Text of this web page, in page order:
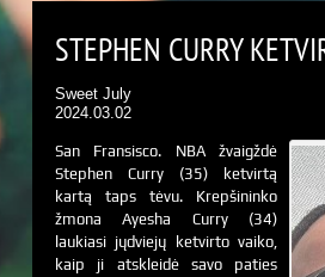
STEPHEN CURRY
Sweet July
2024.03.02
San Fransisco. NBA žvaigždė
Stephen Curry (35) ketvirtą
kartą taps tėvu. Krepšininko
žmona Ayesha Curry (34)
laukiasi jųdviejų ketvirto vaiko,
kaip ji atskleidė savo paties